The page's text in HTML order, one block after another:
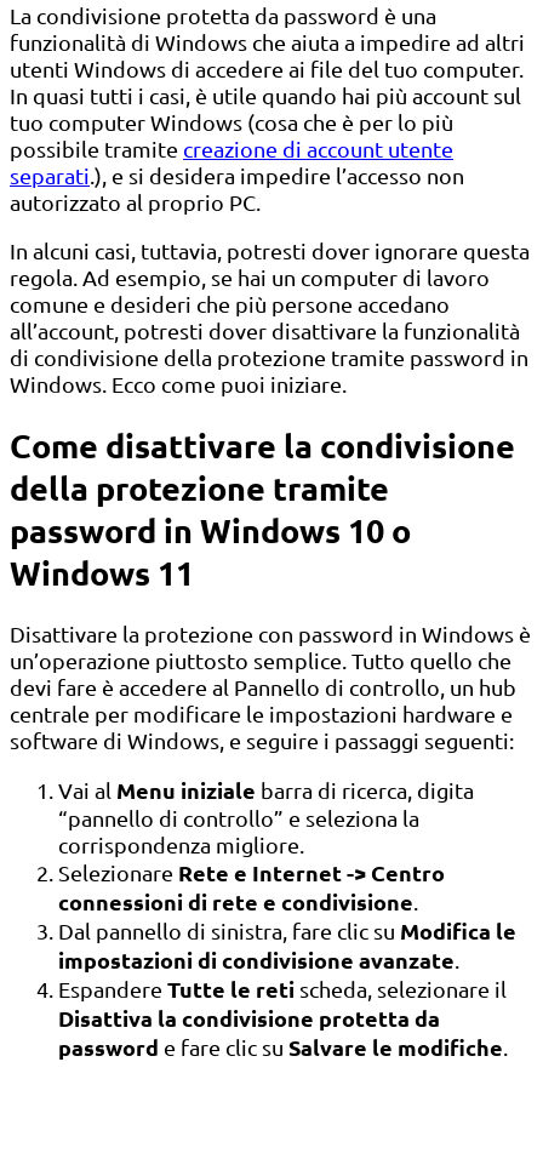
La condivisione protetta da password è una
funzionalità di Windows che aiuta a impedire ad altri
utenti Windows di accedere ai file del tuo computer.
In quasi tutti i casi, è utile quando hai più account sul
tuo computer Windows (cosa che è per lo più
possibile tramite creazione di account utente
separati .), e si desidera impedire l’accesso non
autorizzato al proprio PC.
In alcuni casi, tuttavia, potresti dover ignorare questa
regola. Ad esempio, se hai un computer di lavoro
comune e desideri che più persone accedano
all’account, potresti dover disattivare la funzionalità
di condivisione della protezione tramite password in
Windows. Ecco come puoi iniziare.
Come disattivare la condivisione
della protezione tramite
password in Windows 10 o
Windows 11
Disattivare la protezione con password in Windows è
un’operazione piuttosto semplice. Tutto quello che
devi fare è accedere al Pannello di controllo, un hub
centrale per modificare le impostazioni hardware e
software di Windows, e seguire i passaggi seguenti:
Vai al Menu iniziale barra di ricerca, digita
“pannello di controllo” e seleziona la
corrispondenza migliore.
Selezionare Rete e Internet -> Centro
connessioni di rete e condivisione.
Dal pannello di sinistra, fare clic su Modifica le
impostazioni di condivisione avanzate.
Espandere Tutte le reti scheda, selezionare il
Disattiva la condivisione protetta da
password e fare clic su Salvare le modifiche.